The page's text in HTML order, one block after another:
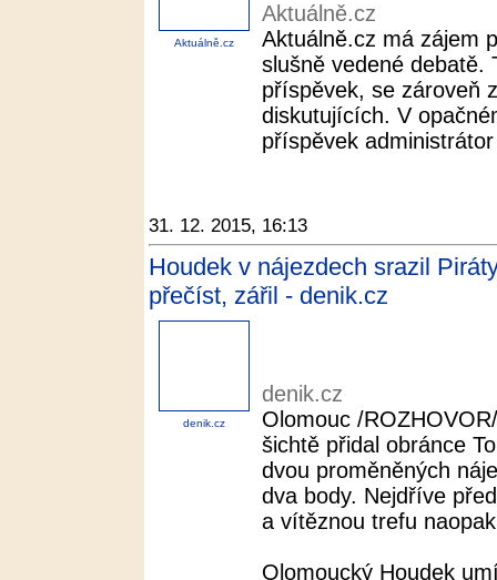
Aktuálně.cz
Aktuálně.cz
Aktuálně.cz má zájem
slušně vedené debatě.
příspěvek, se zároveň
diskutujících. V
příspěvek
31. 12. 2015, 16:13
Houdek v nájezdech srazil
přečíst, zářil - denik.cz
denik.cz
denik.cz
Olomouc /
šichtě přidal obránce
dvou proměněných
dva body. Nejdříve
a vítěznou trefu
Olomoucký Houdek